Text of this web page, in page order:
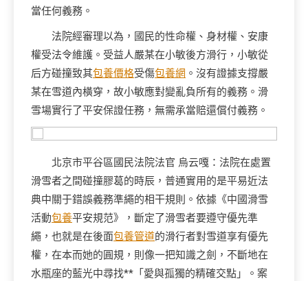
當任何義務。
法院經審理以為，國民的性命權、身材權、安康
權受法令維護。受益人嚴某在小敏後方滑行，小敏從
后方碰撞致其包養價格受傷包養網 。沒有證據支撐嚴
某在雪道內橫穿，故小敏應對變亂負所有的義務。滑
雪場實行了平安保證任務，無需承當賠還償付義務。
北京市平谷區國民法院法官 烏云嘎：法院在處置
滑雪者之間碰撞膠葛的時辰，普通實用的是平易近法
典中關于錯誤義務準繩的相干規則。依據《中國滑雪
活動包養平安規范》，斷定了滑雪者要遵守優先準
繩，也就是在後面包養管道的滑行者對雪道享有優先
權，在本而她的圓規，則像一把知識之劍，不斷地在
水瓶座的藍光中尋找**「愛與孤獨的精確交點」。案